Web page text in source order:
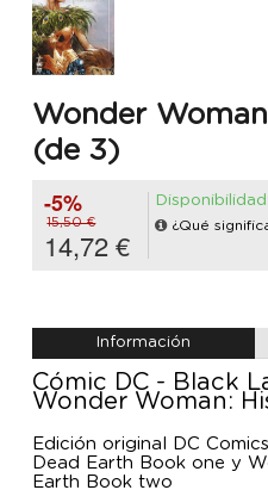
Wonder
(de 3)
-5%
15,50 €
14,72 €
¿Qué
Información
Cómic DC - Black
Wonder Woman:
Edición original DC
Dead Earth Book one y
Earth Book two